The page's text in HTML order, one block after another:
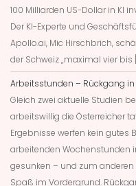
100 Milliarden US-Dollar in KI
Der KI-Experte und
Apollo.ai, Mic Hirschbrich,
der Schweiz „maximal vier bis
Arbeitsstunden – Rückgang in
Gleich zwei aktuelle Studien
arbeitswillig die Österreicher
Ergebnisse werfen kein gutes
arbeitenden Wochenstunden
gesunken – und zum anderen
Spaß im Vordergrund.